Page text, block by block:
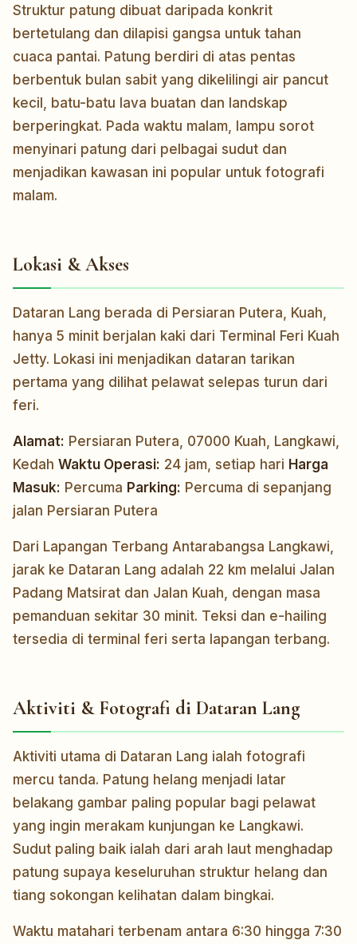
Struktur patung dibuat daripada konkrit
bertetulang dan dilapisi gangsa untuk tahan
cuaca pantai. Patung berdiri di atas pentas
berbentuk bulan sabit yang dikelilingi air pancut
kecil, batu-batu lava buatan dan landskap
berperingkat. Pada waktu malam, lampu sorot
menyinari patung dari pelbagai sudut dan
menjadikan kawasan ini popular untuk fotografi
malam.
Lokasi & Akses
Dataran Lang berada di Persiaran Putera, Kuah,
hanya 5 minit berjalan kaki dari Terminal Feri Kuah
Jetty. Lokasi ini menjadikan dataran tarikan
pertama yang dilihat pelawat selepas turun dari
feri.
Alamat: Persiaran Putera, 07000 Kuah, Langkawi,
Kedah Waktu Operasi: 24 jam, setiap hari Harga
Masuk: Percuma Parking: Percuma di sepanjang
jalan Persiaran Putera
Dari Lapangan Terbang Antarabangsa Langkawi,
jarak ke Dataran Lang adalah 22 km melalui Jalan
Padang Matsirat dan Jalan Kuah, dengan masa
pemanduan sekitar 30 minit. Teksi dan e-hailing
tersedia di terminal feri serta lapangan terbang.
Aktiviti & Fotografi di Dataran Lang
Aktiviti utama di Dataran Lang ialah fotografi
mercu tanda. Patung helang menjadi latar
belakang gambar paling popular bagi pelawat
yang ingin merakam kunjungan ke Langkawi.
Sudut paling baik ialah dari arah laut menghadap
patung supaya keseluruhan struktur helang dan
tiang sokongan kelihatan dalam bingkai.
Waktu matahari terbenam antara 6:30 hingga 7:30